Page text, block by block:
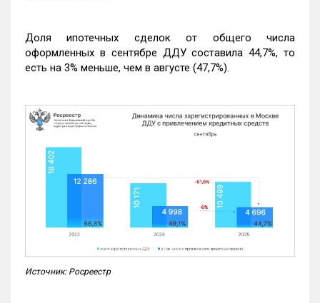
Доля ипотечных сделок от общего числа
оформленных в сентябре ДДУ составила 44,7%, то
есть на 3% меньше, чем в августе (47,7%).
Источник: Росреестр